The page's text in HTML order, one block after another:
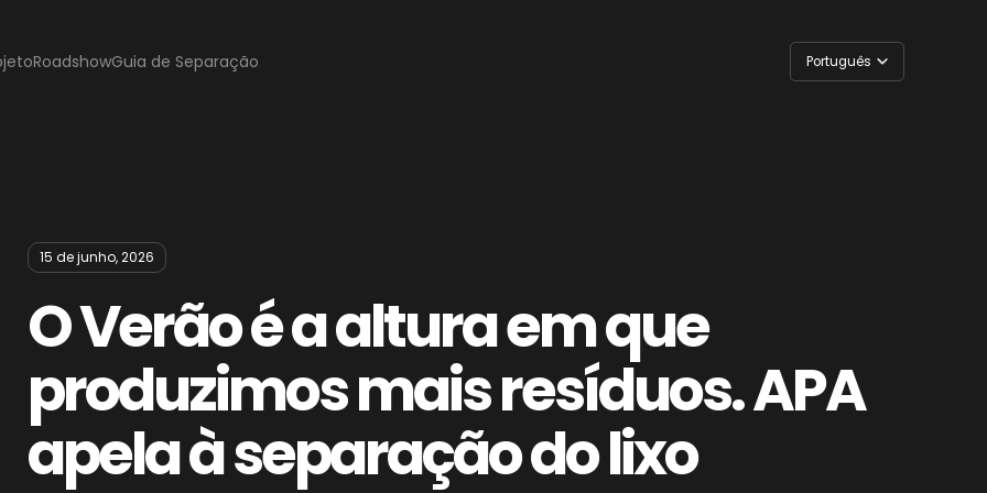
RoadshowGuia de Separação Português
15 de junho, 2026
O Verão é a altura em que
produzimos mais resíduos. APA
apela à separação do lixo